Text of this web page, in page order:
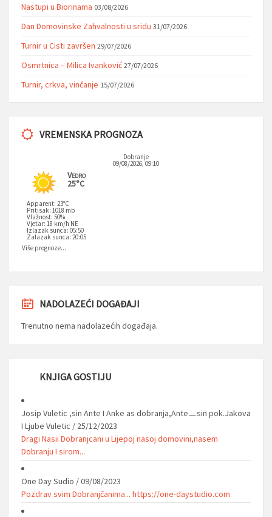
Nastupi u Biorinama 03/08/2026
Dan Domovinske Zahvalnosti u sridu 31/07/2026
Turnir u Cisti završen 29/07/2026
Osmrtnica – Milica Ivanković 27/07/2026
Turnir, crkva, vinčanje 15/07/2026
VREMENSKA PROGNOZA
Dobranje
09/08/2026, 09:10
Vedro
25°C
Apparent: 23°C
Pritisak: 1018 mb
Vlažnost: 50%
Vjetar: 18 km/h NE
Izlazak sunca: 05:50
Zalazak sunca: 20:05
Više prognoze...
NADOLAZEĆI DOGAĐAJI
Trenutno nema nadolazećih događaja.
KNJIGA GOSTIJU
Josip Vuletic ,sin Ante I Anke as dobranja,Anteㅡsin pok.Jakova
I Ljube Vuletic / 25/12/2023
Dragi Nasii Dobranjcani u Lijepoj nasoj domovini,nasem
Dobranju I sirom...
One Day Sudio /09/08/2023
Pozdrav svim Dobranjčanima... https://one-daystudio.com